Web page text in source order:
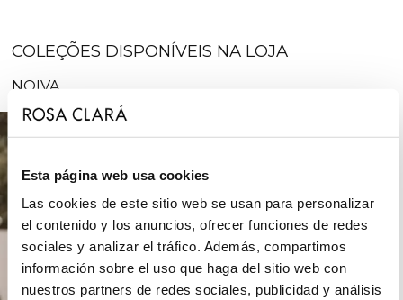
Esta página web usa cookies
Las cookies de este sitio web se usan para personalizar
el contenido y los anuncios, ofrecer funciones de redes
sociales y analizar el tráfico. Además, compartimos
información sobre el uso que haga del sitio web con
nuestros partners de redes sociales, publicidad y análisis
COLEÇÕES DISPONÍVEIS NA LOJA
NOIVA